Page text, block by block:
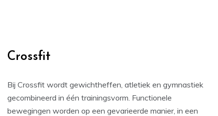
Crossfit
Bij Crossfit wordt gewichtheffen, atletiek en gymnastiek
gecombineerd in één trainingsvorm. Functionele
bewegingen worden op een gevarieerde manier, in een